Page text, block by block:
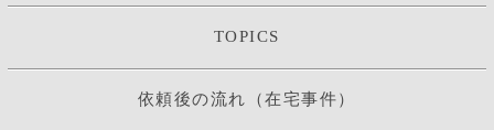
TOPICS
依頼後の流れ（在宅事件）